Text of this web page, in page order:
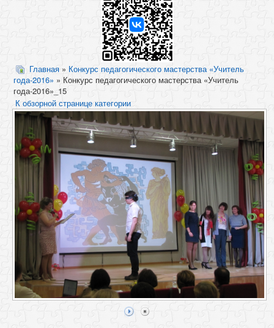
Главная » Конкурс педагогического мастерства «Учитель
года-2016» » Конкурс педагогического мастерства «Учитель
года-2016»_15
К обзорной странице категории